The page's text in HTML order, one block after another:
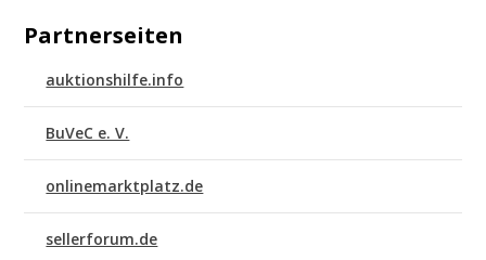
Partnerseiten
auktionshilfe.info
BuVeC e. V.
onlinemarktplatz.de
sellerforum.de